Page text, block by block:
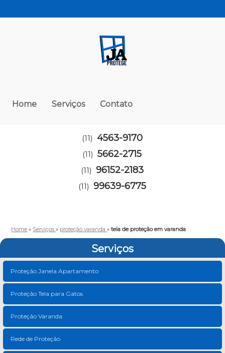
Home Serviços Contato
(11) 4563-9170
(11) 5662-2715
(11) 96152-2183
(11) 99639-6775
Home » Serviços» proteção varanda»tela de proteção em varanda
Serviços
Proteção Janela Apartamento
Proteção Tela para Gatos
Proteção Varanda
Rede de Proteção